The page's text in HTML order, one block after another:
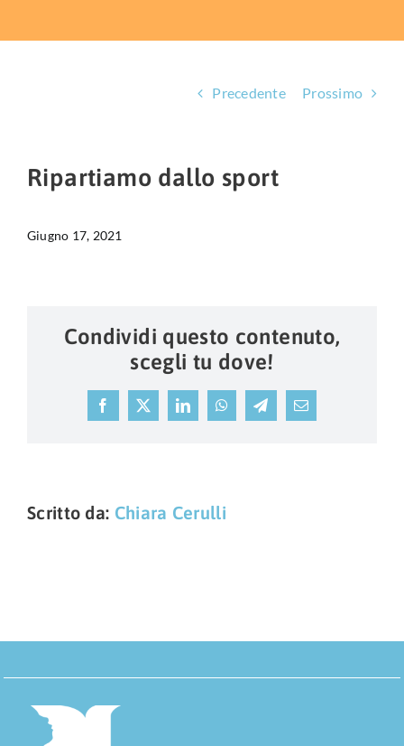
Precedente Prossimo
Ripartiamo dallo sport
Giugno 17, 2021
Condividi questo contenuto,
scegli tu dove!
Facebook
X LinkedInWhatsAppTelegramEmail
Scritto da: Chiara Cerulli